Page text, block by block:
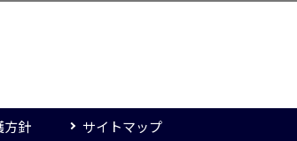
方針 サイトマップ